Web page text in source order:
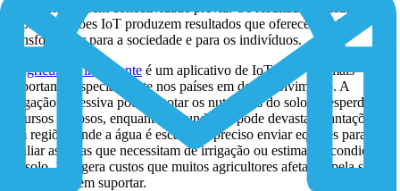
implementações IoT produzem resultados que oferecem valor
transformador para a sociedade e para os indivíduos.
agricultura inteligente é um aplicativo de IoT cada vez mais
importante, especialmente nos países em desenvolvimento. A
irrigação excessiva pode esgotar os nutrientes do solo e desperdiçar
recursos valiosos, enquanto a inundação pode devastar plantações.
Em regiões onde a água é escassa, é preciso enviar equipes para
avaliar as áreas que necessitam de irrigação ou estimar as condições
do solo. Isso gera custos que muitos agricultores afetados pela seca
não conseguem suportar.